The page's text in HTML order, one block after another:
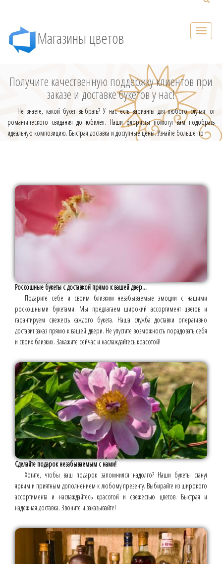
Магазины цветов
Получите качественную поддержку клиентов при
заказе и доставке букетов у нас!
Не знаете, какой букет выбрать? У нас есть варианты для любого случая: от
романтического свидания до юбилея. Наши флористы помогут вам подобрать
идеальную композицию. Быстрая доставка и доступные цены. Узнайте больше по
Роскошные букеты с доставкой прямо к вашей двер...
Подарите себе и своим близким незабываемые эмоции с нашими
роскошными букетами. Мы предлагаем широкий ассортимент цветов и
гарантируем свежесть каждого букета. Наша служба доставки оперативно
доставит заказ прямо к вашей двери. Не упустите возможность порадовать себя
и своих близких. Закажите сейчас и наслаждайтесь красотой!
Сделайте подарок незабываемым с нами!
Хотите, чтобы ваш подарок запомнился надолго? Наши букеты станут
ярким и приятным дополнением к любому презенту. Выбирайте из широкого
ассортимента и наслаждайтесь красотой и свежестью цветов. Быстрая и
надёжная доставка. Звоните и заказывайте!